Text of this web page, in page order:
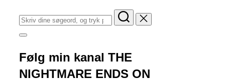
Søg
efter:
Slå
i
sidekolonne
til/fra
Følg min kanal THE
NIGHTMARE ENDS ON